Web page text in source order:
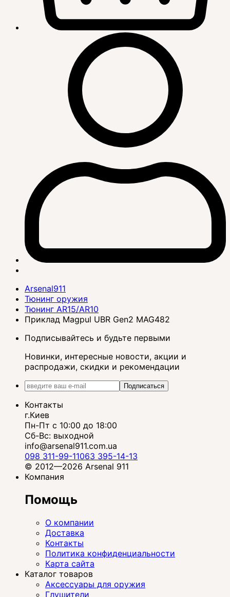
Arsenal911
Тюнинг оружия
Тюнинг AR15/AR10
Приклад Magpul UBR Gen2 MAG482
Подписывайтесь и будьте первыми
Новинки, интересные новости, акции и
распродажи, скидки и рекомендации
Подписаться
Контакты
г.Киев
Пн-Пт с 10:00 до 18:00
Сб-Вс: выходной
info@arsenal911.com.ua
098 311-99-11063 395-14-13
© 2012—2026 Arsenal 911
Компания
Помощь
О компании
Доставка
Контакты
Политика конфиденциальности
Карта сайта
Каталог товаров
Аксессуары для оружия
Глушители